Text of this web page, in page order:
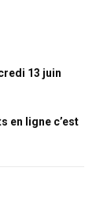
13 juin
en ligne c’est